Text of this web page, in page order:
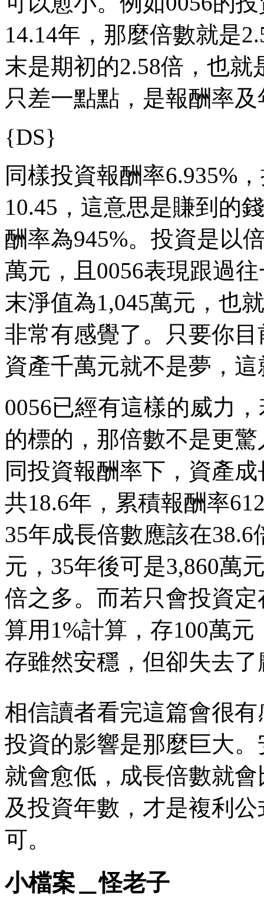
14.14年，那麼倍數就是
末是期初的2.58倍，也就
只差一點點，是報酬率
{DS}
同樣投資報酬率6.935%
10.45，這意思是賺到的
酬率為945%。投資是以
萬元，且0056表現跟過
末淨值為1,045萬元，也
非常有感覺了。只要你
資產千萬元就不是夢，
0056已經有這樣的威力
的標的，那倍數不是更
同投資報酬率下，資產
共18.6年，累積報酬率
35年成長倍數應該在
元，35年後可是3,860萬
倍之多。而若只會投資
算用1%計算，存100萬
存雖然安穩，但卻失去
相信讀者看完這篇會很
投資的影響是那麼巨大
就會愈低，成長倍數就
及投資年數，才是複利
可。
小檔案＿怪老子